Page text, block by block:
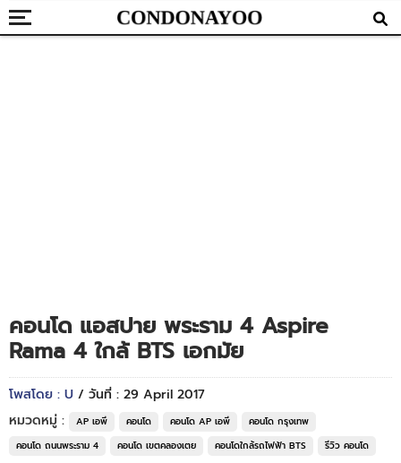
คอนโด แอสปาย พระราม 4 Aspire
Rama 4 ใกล้ BTS เอกมัย
โพสโดย : U / วันที่ : 29 April 2017
หมวดหมู่ :
AP เอพี คอนโด คอนโด AP เอพี
คอนโด กรุงเทพ
คอนโด ถนนพระราม 4
คอนโด เขตคลองเตย คอนโดใกล้รถไฟฟ้า BTS รีวิว คอนโด